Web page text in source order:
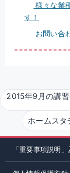
様々な業
す！
お問い合
2015年9月の講
ホームス
「重要事項説明